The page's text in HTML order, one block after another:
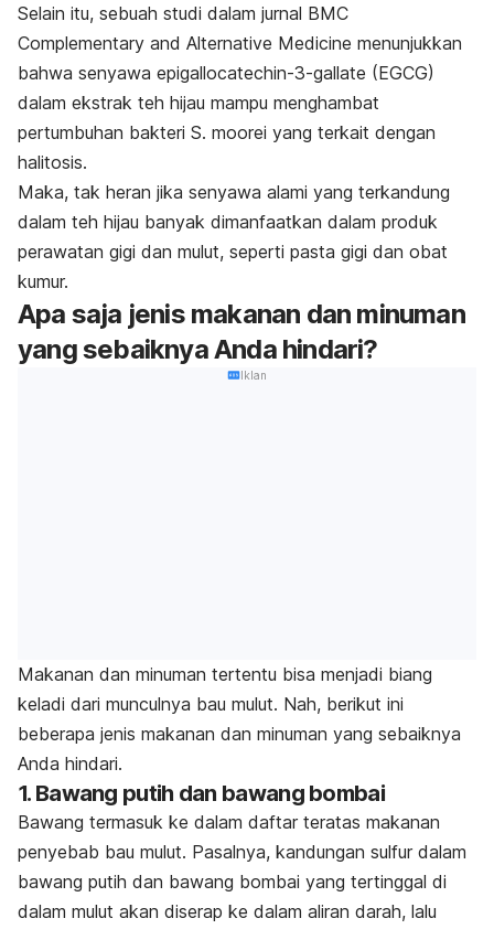
Selain itu, sebuah studi dalam jurnal BMC
Complementary and Alternative Medicine menunjukkan
bahwa senyawa epigallocatechin-3-gallate (EGCG)
dalam ekstrak teh hijau mampu menghambat
pertumbuhan bakteri S. moorei yang terkait dengan
halitosis.
Maka, tak heran jika senyawa alami yang terkandung
dalam teh hijau banyak dimanfaatkan dalam produk
perawatan gigi dan mulut, seperti pasta gigi dan obat
kumur.
Apa saja jenis makanan dan minuman
yang sebaiknya Anda hindari?
Iklan
Makanan dan minuman tertentu bisa menjadi biang
keladi dari munculnya bau mulut. Nah, berikut ini
beberapa jenis makanan dan minuman yang sebaiknya
Anda hindari.
1. Bawang putih dan bawang bombai
Bawang termasuk ke dalam daftar teratas makanan
penyebab bau mulut. Pasalnya, kandungan sulfur dalam
bawang putih dan bawang bombai yang tertinggal di
dalam mulut akan diserap ke dalam aliran darah, lalu